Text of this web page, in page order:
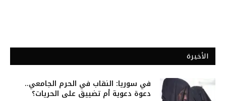
الأخيرة
في سوريا: النقاب في الحرم الجامعي..
دعوة دعوية أم تضييق على الحريات؟